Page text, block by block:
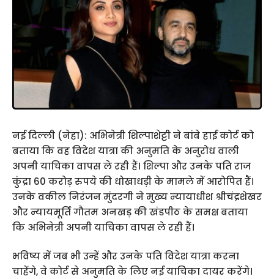
नई दिल्ली (नेहा): अभिनेत्री शिल्पाशेट्टी ने बांबे हाई कोर्ट को
बताया कि वह विदेश यात्रा की अनुमति के अनुरोध वाली
अपनी याचिका वापस ले रही हैं। शिल्पा और उनके पति राज
कुंद्रा 60 करोड़ रुपये की धोखाधड़ी के मामले में आरोपित हैं।
उनके वकील निरंजन मुंदरगी ने मुख्य न्यायाधीश श्रीचंद्रशेखर
और न्यायमूर्ति गौतम अनखड़ की खंडपीठ के समक्ष बताया
कि अभिनेत्री अपनी याचिका वापस ले रही हैं।
भविष्य में जब भी उन्हें और उनके पति विदेश यात्रा करना
चाहेंगे, वे कोर्ट से अनुमति के लिए नई याचिका दायर करेंगे।